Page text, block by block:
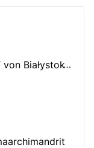
und Gdańsk